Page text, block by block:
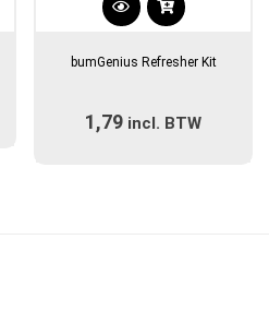
bumGenius Refresher Kit
1,79 incl. BTW